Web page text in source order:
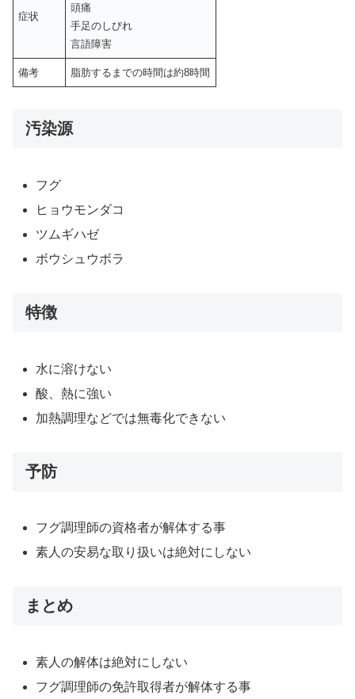
症状
頭痛
手足のしびれ
言語障害
備考 脂肪するまでの時間は約8時間
汚染源
フグ
ヒョウモンダコ
ツムギハゼ
ボウシュウボラ
特徴
水に溶けない
酸、熱に強い
加熱調理などでは無毒化できない
予防
フグ調理師の資格者が解体する事
素人の安易な取り扱いは絶対にしない
まとめ
素人の解体は絶対にしない
フグ調理師の免許取得者が解体する事